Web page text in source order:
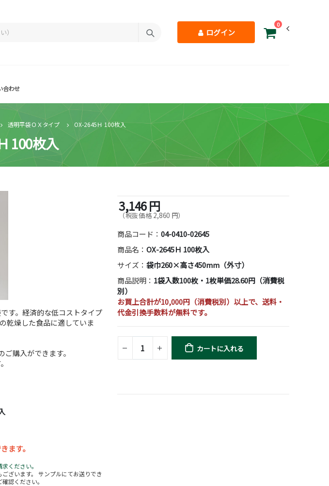
ログイン
0
合わせ
透明平袋ＯＸタイプ OX-2645Ｈ 100枚入
100枚入
す。経済的な低コストタイプ
乾燥した食品に適していま
購入ができます。
ます。
ください。
ざいます。 サンプルにてお送りでき
確認ください。
3,146 円
（税抜価格 2,860 円）
商品コード：04-0410-02645
商品名：OX-2645Ｈ 100枚入
サイズ：袋巾260×高さ450mm（外寸）
商品説明： 1袋入数100枚・1枚単価28.60円（消費税
別）
お買上合計が10,000円（消費税別）以上で、送料・
代金引換手数料が無料です。
カートに入れる